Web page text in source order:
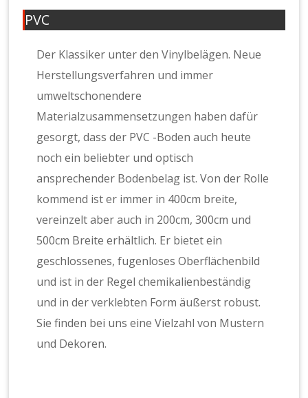
PVC
Der Klassiker unter den Vinylbelägen. Neue
Herstellungsverfahren und immer
umweltschonendere
Materialzusammensetzungen haben dafür
gesorgt, dass der PVC -Boden auch heute
noch ein beliebter und optisch
ansprechender Bodenbelag ist. Von der Rolle
kommend ist er immer in 400cm breite,
vereinzelt aber auch in 200cm, 300cm und
500cm Breite erhältlich. Er bietet ein
geschlossenes, fugenloses Oberflächenbild
und ist in der Regel chemikalienbeständig
und in der verklebten Form äußerst robust.
Sie finden bei uns eine Vielzahl von Mustern
und Dekoren.